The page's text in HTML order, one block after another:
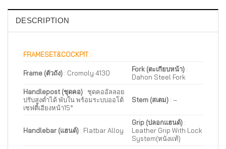
DESCRIPTION
FRAMESET&COCKPIT :
Frame (ตัวถัง) : Cromoly 4130 Fork (ตะเกียบหน้า) :
Dahon Steel Fork
Handlepost (ชุดคอ) : ชุดคออัลลอย
ปรับสูงต่ำได้ พับใน พร้อมระบบออโต้
เซฟตี้เอียงหน้า15°
Stem (สเตม) : –
Handlebar (แฮนด์) : Flatbar Alloy
Grip (ปลอกแฮนด์) :
Leather Grip With Lock
System(หนังแท้)